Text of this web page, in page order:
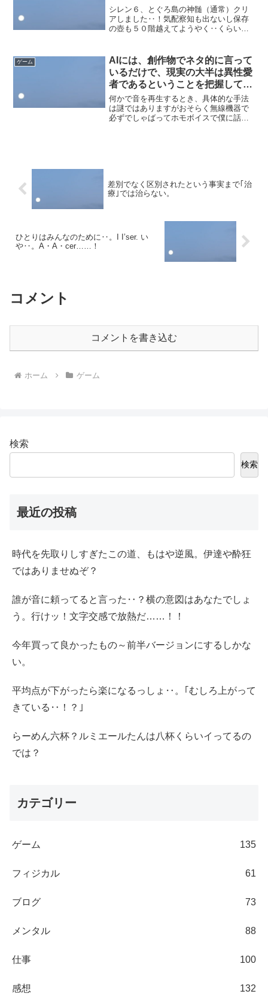
シレン６、とぐろ島の神髄（通常）クリ
アしました‥！気配察知も出ないし保存
の壺も５０階越えてようやく‥くらいの
て割れないという幸運ではありました。
結果的に盾の強さは９０弱...
ゲーム
AIには、創作物でネタ的に言って
いるだけで、現実の大半は異性愛
者であるということを把握しても
らわねばならない。サービスのつ
もりでホモを演じられても困りま
すからね。
何かで音を再生するとき、具体的な手法
は謎ではありますがおそらく無線機器で
必ずでしゃばってホモボイスで僕に話し
差別でなく区別されたという事実まで｢治
療｣では治らない。
ひとりはみんなのために‥。I I’ser. い
や‥。A・A・cer……！
コメント
コメントを書き込む
ホーム ゲーム
検索
検索
最近の投稿
時代を先取りしすぎたこの道、もはや逆風。伊達や酔狂
ではありませぬぞ？
誰が音に頼ってると言った‥？横の意図はあなたでしょ
う。行けッ！文字交感で放熱だ……！！
今年買って良かったもの～前半バージョンにするしかな
い。
平均点が下がったら楽になるっしょ‥。｢むしろ上がって
きている‥！？｣
らーめん六杯？ルミエールたんは八杯くらいイってるの
では？
カテゴリー
ゲーム 135
フィジカル 61
ブログ 73
メンタル 88
仕事 100
感想 132